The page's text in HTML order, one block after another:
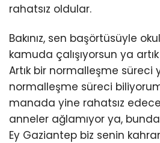
rahatsız oldular.
Bakınız, sen başörtüsüyle
kamuda çalışıyorsun ya
Artık bir normalleşme süreci
normalleşme süreci
manada yine rahatsız
anneler ağlamıyor ya,
Ey Gaziantep biz senin